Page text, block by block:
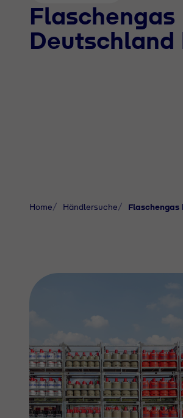
Deutschland
Home Händlersuche Flaschengas